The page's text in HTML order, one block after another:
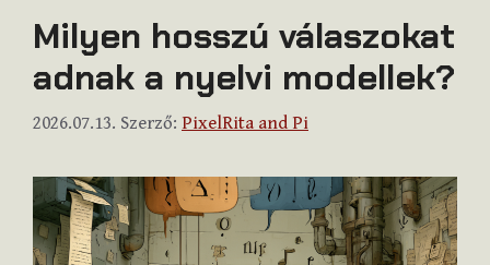
Milyen hosszú válaszokat
adnak a nyelvi modellek?
2026.07.13. Szerző: PixelRita and Pi